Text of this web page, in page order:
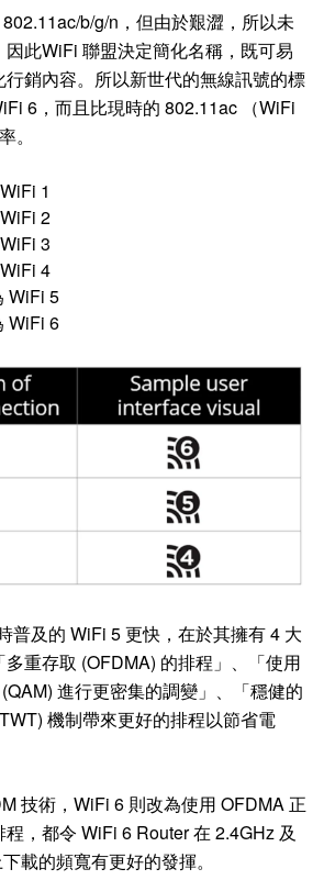
b/g/n，但由於艱澀，所以未
此WiFi 聯盟決定簡化名稱，既可易
銷內容。所以新世代的無線訊號的標
6，而且比現時的 802.11ac （WiFi
。
1
2
3
4
WiFi 5
WiFi 6
普及的 WiFi 5 更快，在於其擁有 4 大
重存取 (OFDMA) 的排程」、「使用
進行更密集的調變」、「穩健的
機制帶來更好的排程以節省電
技術，WiFi 6 則改為使用 OFDMA 正
，都令 WiFi 6 Router 在 2.4GHz 及
載的頻寬有更好的發揮。